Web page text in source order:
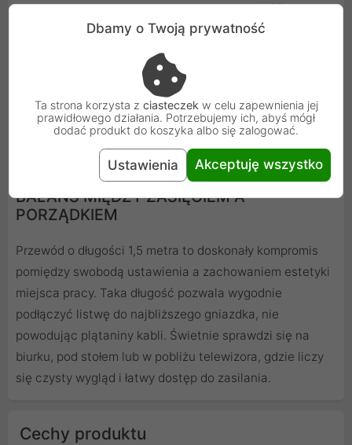
ładowarka do laptopa, natomiast trzy porty USB
umożliwiają ładowanie telefonów, tabletów i akcesoriów
elektronicznych w jednym miejscu. To doskonałe
rozwiązanie do codziennego użytku, łączące
funkcjonalność i elegancki design w kompaktowej
formie.
KABEL O DŁUGOŚCI 1,5 METRA - IDEALNY
BALANS MIĘDZY ZASIĘGIEM A
PORZĄDKIEM
Przewód o długości 1,5 metra to doskonały kompromis
pomiędzy swobodą ustawienia a zachowaniem estetyki
miejsca pracy. Taka długość pozwala wygodnie
podłączyć listwę do najbliższego gniazdka, nie
powodując plątaniny kabli. Świetnie sprawdzi się na
biurku, pod stołem lub w pobliżu telewizora, gdzie liczy
się czysty wygląd i łatwy dostęp do zasilania.
Cechy produktu
Dbamy o Twoją prywatność
Ta strona korzysta z ciasteczekw celu zapewnienia jej
prawidłowego działania. Potrzebujemy ich, abyś mógł
dodać produkt do koszyka albo się zalogować.
Ustawienia Akceptuję wszystko